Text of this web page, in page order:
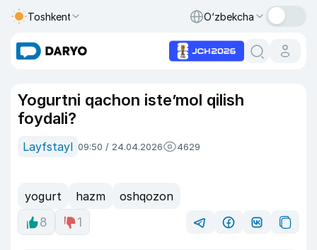
Toshkent O‘zbekcha
Yogurtni qachon iste’mol qilish
foydali?
Layfstayl 09:50 / 24.04.2026 4629
yogurt hazm
oshqozon
8
1